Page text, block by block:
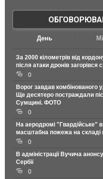
День
За 2000 кілометрів від
після атаки дронів
0
Ворог завдав
Ще десятеро постраждали
Сумщині. ФОТО
0
На аеродромі "Гвардійське"
масштабна пожежа на складі
0
В адміністрації Вучича
Сербії
0